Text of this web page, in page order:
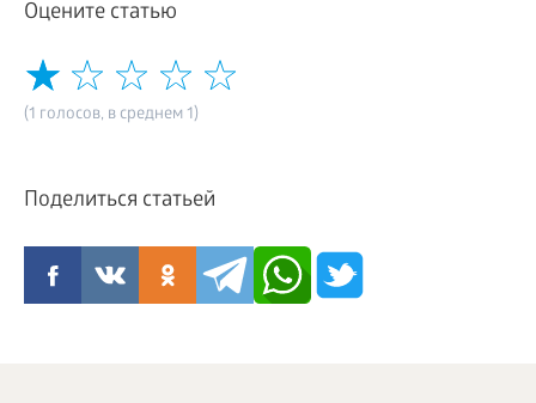
Оцените статью
(1 голосов, в среднем 1)
Поделиться статьей